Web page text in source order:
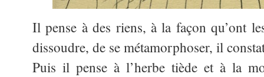
Il pense à des riens, à la façon qu’ont
dissoudre, de se métamorphoser, il
Puis il pense à l’herbe tiède et à la